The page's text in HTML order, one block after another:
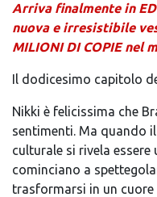
Arriva finalmente in
nuova e irresistibile
MILIONI DI COPIE nel
Il dodicesimo capitolo
Nikki è felicissima che
sentimenti. Ma quando
culturale si rivela
cominciano a
trasformarsi in un cuore